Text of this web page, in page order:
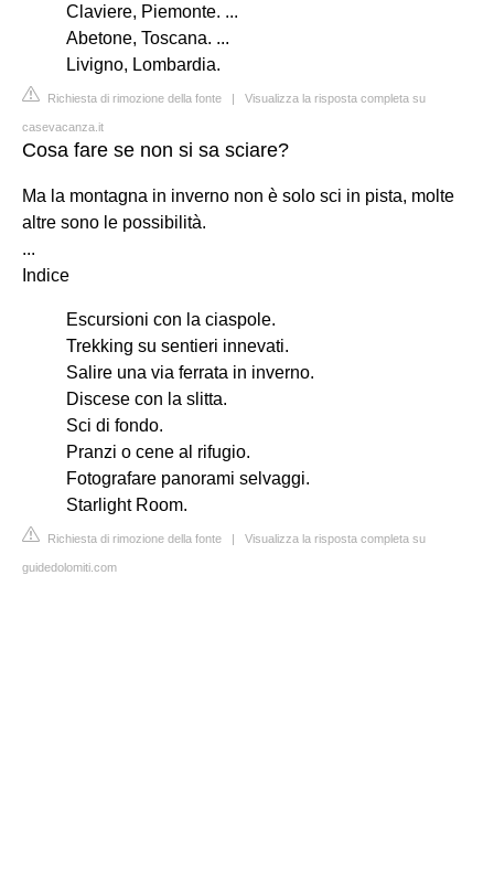
Claviere, Piemonte. ...
Abetone, Toscana. ...
Livigno, Lombardia.
Richiesta di rimozione della fonte | Visualizza la risposta completa su
casevacanza.it
Cosa fare se non si sa sciare?
Ma la montagna in inverno non è solo sci in pista, molte
altre sono le possibilità.
...
Indice
Escursioni con la ciaspole.
Trekking su sentieri innevati.
Salire una via ferrata in inverno.
Discese con la slitta.
Sci di fondo.
Pranzi o cene al rifugio.
Fotografare panorami selvaggi.
Starlight Room.
Richiesta di rimozione della fonte | Visualizza la risposta completa su
guidedolomiti.com